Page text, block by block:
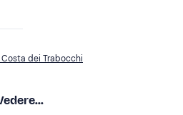
dei Trabocchi